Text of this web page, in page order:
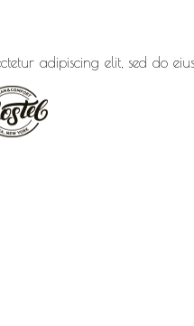
adipiscing elit, sed do